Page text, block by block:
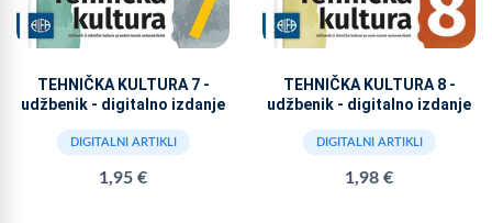
TEHNIČKA KULTURA 7 -
udžbenik - digitalno izdanje
DIGITALNI ARTIKLI
1,95 €
TEHNIČKA KULTURA 8 -
udžbenik - digitalno izdanje
DIGITALNI ARTIKLI
1,98 €